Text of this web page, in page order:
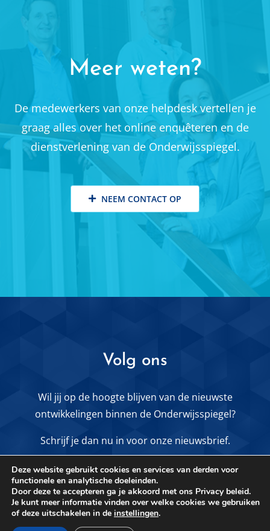
Meer weten?
De medewerkers van onze helpdesk vertellen je
graag alles over het online enquêteren en de
dienstverlening van de Onderwijsspiegel.
NEEM CONTACT OP
Volg ons
Wil jij op de hoogte blijven van de nieuwste
ontwikkelingen binnen de Onderwijsspiegel?
Schrijf je dan nu in voor onze nieuwsbrief.
MELD JE AAN VOOR DE NIEUWSBRIEF
Of volg ons via
Deze website gebruikt cookies en services van derden voor
functionele en analytische doeleinden.
Door deze te accepteren ga je akkoord met ons Privacy beleid.
Je kunt meer informatie vinden over welke cookies we gebruiken
of deze uitschakelen in de instellingen.